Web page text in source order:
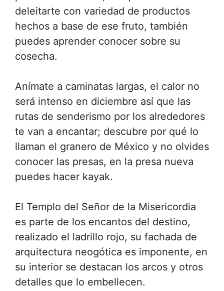
deleitarte con variedad de productos
hechos a base de ese fruto, también
puedes aprender conocer sobre su
cosecha.
Anímate a caminatas largas, el calor no
será intenso en diciembre así que las
rutas de senderismo por los alrededores
te van a encantar; descubre por qué lo
llaman el granero de México y no olvides
conocer las presas, en la presa nueva
puedes hacer kayak.
El Templo del Señor de la Misericordia
es parte de los encantos del destino,
realizado el ladrillo rojo, su fachada de
arquitectura neogótica es imponente, en
su interior se destacan los arcos y otros
detalles que lo embellecen.